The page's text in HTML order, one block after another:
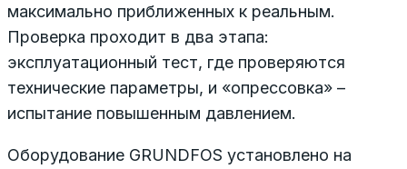
максимально приближенных к реальным.
Проверка проходит в два этапа:
эксплуатационный тест, где проверяются
технические параметры, и «опрессовка» –
испытание повышенным давлением.
Оборудование GRUNDFOS установлено на